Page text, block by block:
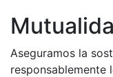
Aseguramos la
responsablemente